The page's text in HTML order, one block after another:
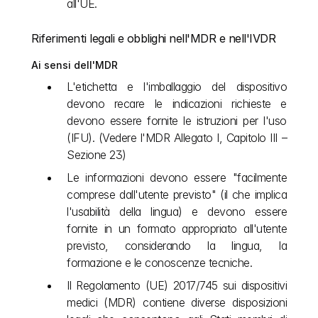
all'UE.
Riferimenti legali e obblighi nell'MDR e nell'IVDR
Ai sensi dell'MDR
L'etichetta e l'imballaggio del dispositivo
devono recare le indicazioni richieste e
devono essere fornite le istruzioni per l'uso
(IFU). (Vedere l'MDR Allegato I, Capitolo III –
Sezione 23)
Le informazioni devono essere "facilmente
comprese dall'utente previsto" (il che implica
l'usabilità della lingua) e devono essere
fornite in un formato appropriato all'utente
previsto, considerando la lingua, la
formazione e le conoscenze tecniche.
Il Regolamento (UE) 2017/745 sui dispositivi
medici (MDR) contiene diverse disposizioni